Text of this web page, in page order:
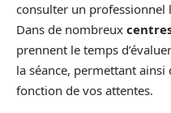
consulter un professionnel
Dans de nombreux
prennent le temps
la séance, permettant ainsi
fonction de vos attentes.